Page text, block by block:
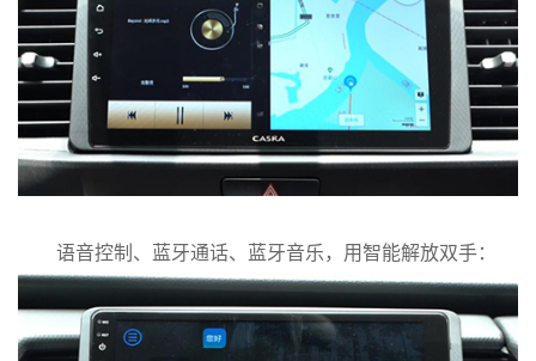
语音控制、蓝牙通话、蓝牙音乐，用智能解放双手：